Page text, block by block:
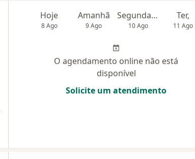
Hoje
8 Ago
Amanhã
9 Ago
Segunda-feira
10 Ago
Ter,
11 Ago
O agendamento online não está
disponível
Solicite um atendimento